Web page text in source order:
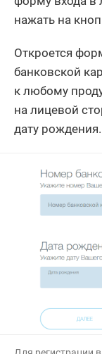
нажать на
Откроется
банковской
к любому
на лицевой
дату рождения.